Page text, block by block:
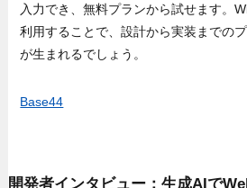
入力でき、無料プランから試せます。
利用することで、設計から実装までの
が生まれるでしょう。
Base44
開発者インタビュー：生成AIで